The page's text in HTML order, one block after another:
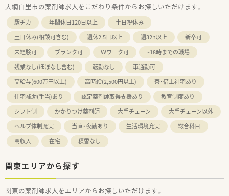
大網白里市の薬剤師求人をこだわり条件からお探しいただけます。
駅チカ 年間休日120日以上
土日祝休み
土日休み(相談可含む)
週休2.5日以上 週32h以上
新卒可
未経験可
ブランク可 Ｗワーク可
~18時までの職場
残業なし(ほぼなし含む)
転勤なし
車通勤可
高給与(600万円以上)
高時給(2,500円以上)
寮・借上社宅あり
住宅補助(手当)あり
認定薬剤師取得支援あり
教育制度あり
シフト制
かかりつけ薬剤師 大手チェーン
大手チェーン以外
ヘルプ体制充実
当直・夜勤あり 生活環境充実
総合科目
高収入
在宅 積雪なし
関東エリアから探す
関東の薬剤師求人をエリアからお探しいただけます。